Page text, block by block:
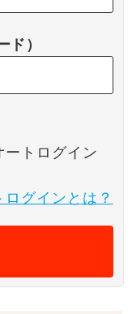
ド）
ートログイン
ログインとは？